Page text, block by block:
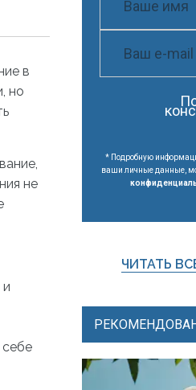
в
но
не
* Подробную
ваши личные данные,
ЧИТАТЬ